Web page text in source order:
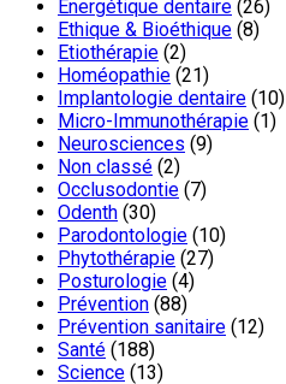
Energétique dentaire (26)
Ethique & Bioéthique (8)
Etiothérapie (2)
Homéopathie (21)
Implantologie dentaire (10)
Micro-Immunothérapie (1)
Neurosciences (9)
Non classé (2)
Occlusodontie (7)
Odenth (30)
Parodontologie (10)
Phytothérapie (27)
Posturologie (4)
Prévention (88)
Prévention sanitaire (12)
Santé (188)
Science (13)